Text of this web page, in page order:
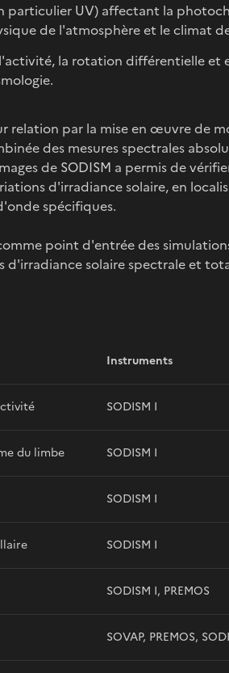
particulier UV) affectant la
de l'atmosphère et le climat
la rotation différentielle
relation par la mise en œuvre de
des mesures spectrales
de SODISM a permis de
d'irradiance solaire, en
spécifiques.
point d'entrée des
d'irradiance solaire spectrale et
Instruments
SODISM I
du limbe SODISM I
SODISM I
SODISM I
SODISM I, PREMOS
SOVAP, PREMOS,